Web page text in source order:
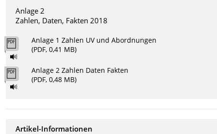
Anlage 2
Zahlen, Daten, Fakten 2018
Anlage 1 Zahlen UV und Abordnungen
(PDF, 0,41 MB)
Anlage 2 Zahlen Daten Fakten
(PDF, 0,48 MB)
Artikel-Informationen